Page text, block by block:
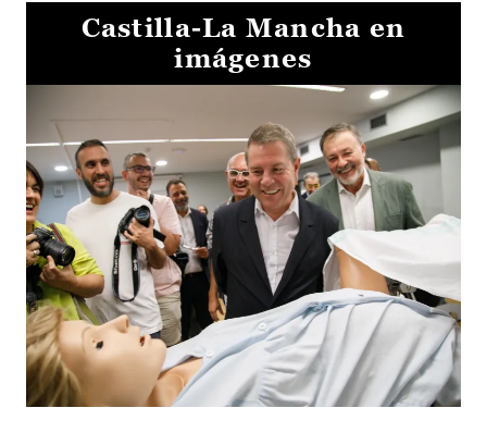
Castilla-La Mancha en
imágenes